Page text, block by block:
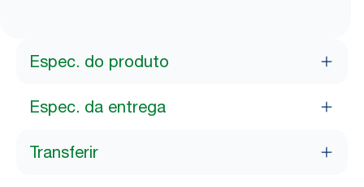
Espec. do produto
Espec. da entrega
Transferir